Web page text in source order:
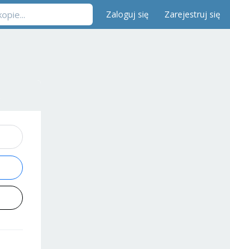
Zaloguj się Zarejestruj się